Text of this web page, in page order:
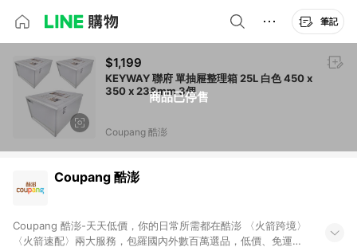
筆記
商品已停售
$1,199
KEYWAY 聯府 單抽屜整理箱 25L 白色 450 x
350 x 238mm 3個
Coupang 酷澎
Coupang 酷澎
Coupang 酷澎-天天低價，你的日常所需都在酷澎 〈火箭跨境〉
〈火箭速配〉兩大服務，包羅國內外數百萬選品，低價、免運，